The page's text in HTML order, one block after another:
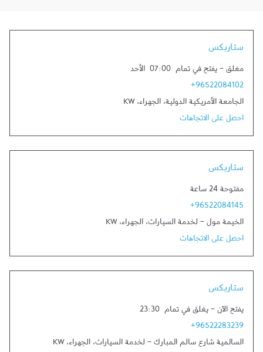
ستاربكس
مغلق - يفتح في تمام 07:00 الأحد
+96522084102
الجامعة الأمريكية الدولية، الجهراء، KW
احصل على الاتجاهات
ستاربكس
مفتوحة 24 ساعة
+96522084145
الخيمة مول - لخدمة السيارات، الجهراء، KW
احصل على الاتجاهات
ستاربكس
يفتح الآن - يغلق في تمام 23:30
+96522283239
السالمية شارع سالم المبارك - لخدمة السيارات، الجهراء، KW